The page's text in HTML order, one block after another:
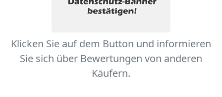
Klicken Sie auf dem Button und informieren
Sie sich über Bewertungen von anderen
Käufern.